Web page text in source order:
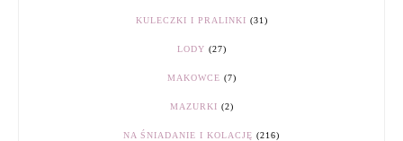
KULECZKI I PRALINKI (31)
LODY (27)
MAKOWCE (7)
MAZURKI (2)
NA ŚNIADANIE I KOLACJĘ (216)